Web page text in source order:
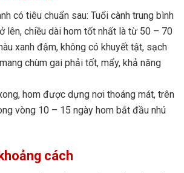
có tiêu chuẩn sau: Tuổi cành trung bình
lên, chiều dài hom tốt nhất là từ 50 – 70
xanh đậm, không có khuyết tật, sạch
chùm gai phải tốt, mẩy, khả năng
hom được dựng nơi thoáng mát, trên
vòng 10 – 15 ngày hom bắt đầu nhú
cách